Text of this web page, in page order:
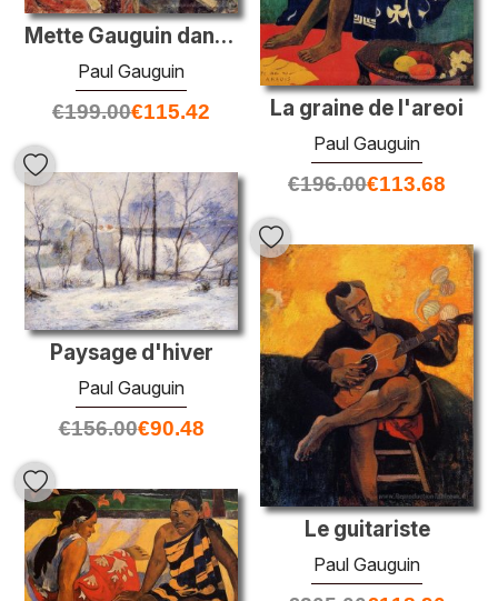
Mette Gauguin dans une robe de soirée
Paul Gauguin
€199.00€115.42 La graine de l'areoi
Paul Gauguin
€196.00€113.68
Paysage d'hiver
Paul Gauguin
€156.00€90.48
Le guitariste
Paul Gauguin